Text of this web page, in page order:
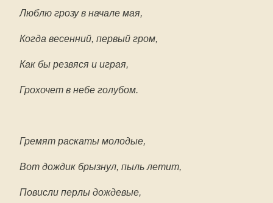
Люблю грозу в начале мая,
Когда весенний, первый гром,
Как бы резвяся и играя,
Грохочет в небе голубом.
Гремят раскаты молодые,
Вот дождик брызнул, пыль летит,
Повисли перлы дождевые,